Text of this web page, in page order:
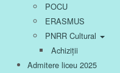
POCU
ERASMUS
PNRR Cultural
Achiziții
Admitere liceu 2025